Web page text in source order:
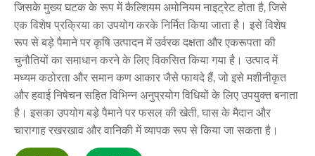
जिसके मुख्य घटक के रूप में कैल्शियम अमोनियम नाइट्रेट होता है, जिसे
एक विशेष प्रक्रिया का उपयोग करके निर्मित किया जाता है। इसे विशेष
रूप से बड़े पैमाने पर कृषि उत्पादन में उर्वरक दक्षता और एकरूपता की
चुनौतियों का समाधान करने के लिए विकसित किया गया है। उत्पाद में
मध्यम कठोरता और समान कण आकार जैसे फायदे हैं, जो इसे मशीनीकृत
और हवाई निषेचन सहित विभिन्न अनुप्रयोग विधियों के लिए उपयुक्त बनाता
है। इसका उपयोग बड़े पैमाने पर फसल की खेती, घास के मैदान और
चारागाह रखरखाव और वानिकी में व्यापक रूप से किया जा सकता है।